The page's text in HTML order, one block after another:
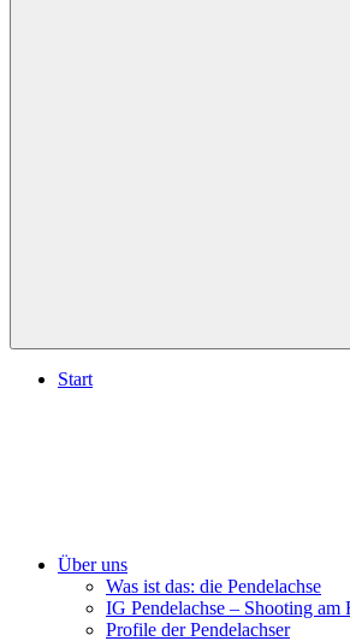
Start
Über uns
Was ist das: die Pendelachse
IG Pendelachse – Shooting am
Profile der Pendelachser